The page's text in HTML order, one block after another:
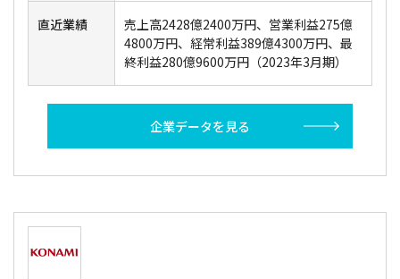
直近業績
売上高2428億2400万円、営業利益275億
4800万円、経常利益389億4300万円、最
終利益280億9600万円（2023年3月期）
企業データを見る